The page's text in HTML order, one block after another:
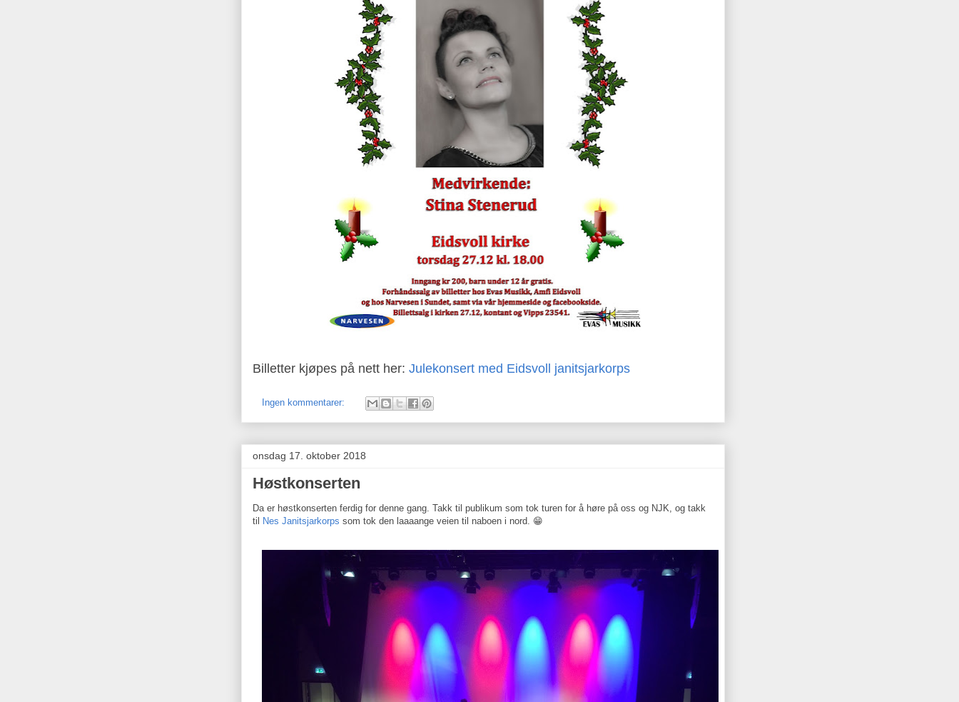
Billetter kjøpes på nett her: Julekonsert med Eidsvoll janitsjarkorps
Ingen kommentarer:
onsdag 17. oktober 2018
Høstkonserten
Da er høstkonserten ferdig for denne gang. Takk til publikum som tok turen for å høre på oss og NJK, og takk
til
Nes Janitsjarkorps som tok den laaaange veien til naboen i nord. 😁